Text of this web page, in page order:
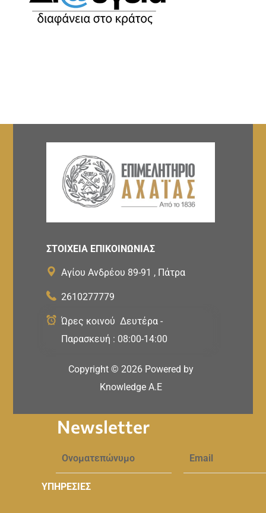
ΣΤΟΙΧΕΙΑ ΕΠΙΚΟΙΝΩΝΙΑΣ
Αγίου Ανδρέου 89-91 , Πάτρα
2610277779
Ώρες κοινού Δευτέρα -
Παρασκευή : 08:00-14:00
Copyright © 2026 Powered by
Knowledge A.E
Newsletter
ΥΠΗΡΕΣΙΕΣ